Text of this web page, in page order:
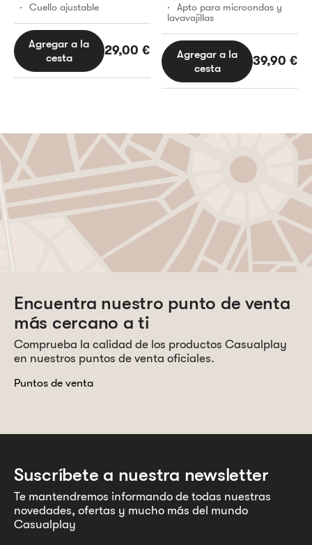
Cuello ajustable
Agregar a la
cesta
29,00 €
Apto para microondas y
lavavajillas
Agregar a la
cesta
39,90 €
Encuentra nuestro punto de venta
más cercano a ti
Comprueba la calidad de los productos Casualplay
en nuestros puntos de venta oficiales.
Puntos de venta
Suscríbete a nuestra newsletter
Te mantendremos informando de todas nuestras
novedades, ofertas y mucho más del mundo
Casualplay